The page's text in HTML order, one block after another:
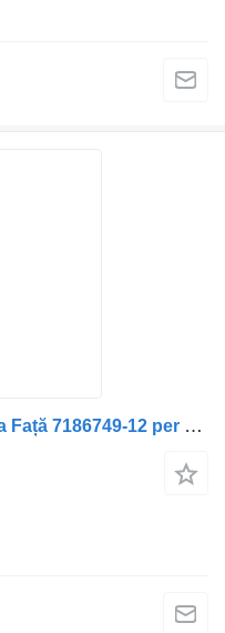
Mozzo Flanșă Butuc Roată Axa Față 7186749-12 per camion IVECO Iveco